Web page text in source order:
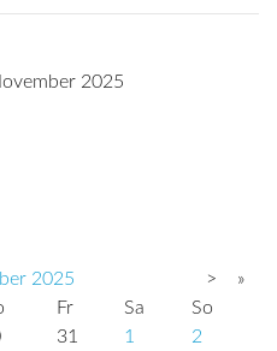
2025
2025 >
»
Fr Sa
So
31 1
2